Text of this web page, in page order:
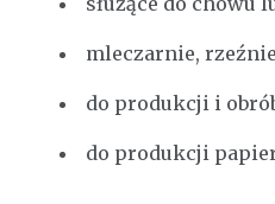
mleczarnie,
do produkcji i
do produkcji